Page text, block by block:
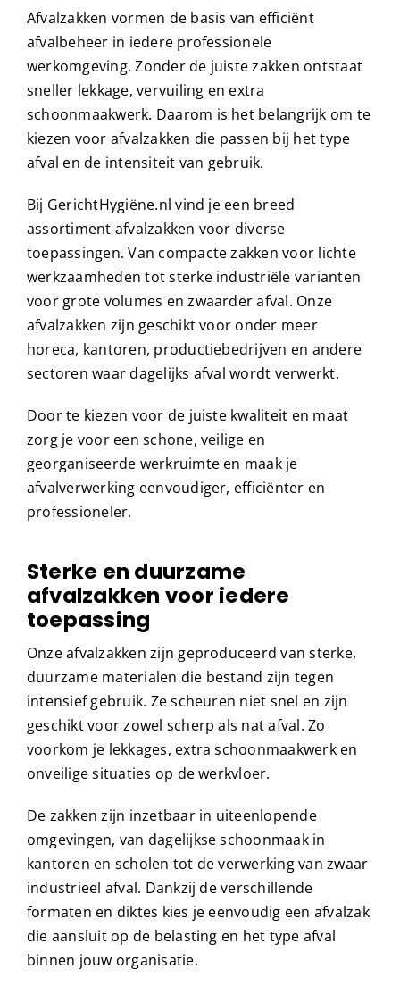
Afvalzakken vormen de basis van efficiënt
afvalbeheer in iedere professionele
werkomgeving. Zonder de juiste zakken ontstaat
sneller lekkage, vervuiling en extra
schoonmaakwerk. Daarom is het belangrijk om te
kiezen voor afvalzakken die passen bij het type
afval en de intensiteit van gebruik.
Bij GerichtHygiëne.nl vind je een breed
assortiment afvalzakken voor diverse
toepassingen. Van compacte zakken voor lichte
werkzaamheden tot sterke industriële varianten
voor grote volumes en zwaarder afval. Onze
afvalzakken zijn geschikt voor onder meer
horeca, kantoren, productiebedrijven en andere
sectoren waar dagelijks afval wordt verwerkt.
Door te kiezen voor de juiste kwaliteit en maat
zorg je voor een schone, veilige en
georganiseerde werkruimte en maak je
afvalverwerking eenvoudiger, efficiënter en
professioneler.
Sterke en duurzame
afvalzakken voor iedere
toepassing
Onze afvalzakken zijn geproduceerd van sterke,
duurzame materialen die bestand zijn tegen
intensief gebruik. Ze scheuren niet snel en zijn
geschikt voor zowel scherp als nat afval. Zo
voorkom je lekkages, extra schoonmaakwerk en
onveilige situaties op de werkvloer.
De zakken zijn inzetbaar in uiteenlopende
omgevingen, van dagelijkse schoonmaak in
kantoren en scholen tot de verwerking van zwaar
industrieel afval. Dankzij de verschillende
formaten en diktes kies je eenvoudig een afvalzak
die aansluit op de belasting en het type afval
binnen jouw organisatie.